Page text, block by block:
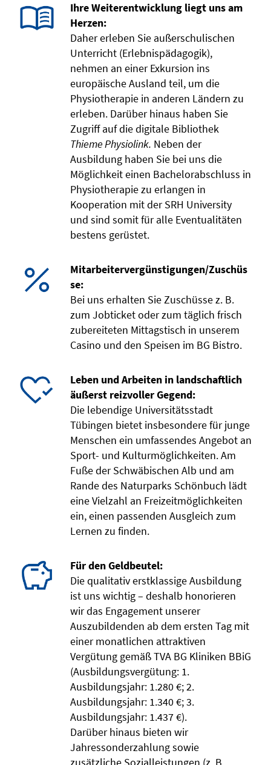
Ihre Weiterentwicklung liegt uns am
Herzen:
Daher erleben Sie außerschulischen
Unterricht (Erlebnispädagogik),
nehmen an einer Exkursion ins
europäische Ausland teil, um die
Physiotherapie in anderen Ländern zu
erleben. Darüber hinaus haben Sie
Zugriff auf die digitale Bibliothek
Thieme Physiolink. Neben der
Ausbildung haben Sie bei uns die
Möglichkeit einen Bachelorabschluss in
Physiotherapie zu erlangen in
Kooperation mit der SRH University
und sind somit für alle Eventualitäten
bestens gerüstet.
Mitarbeitervergünstigungen/Zuschüs
se:
Bei uns erhalten Sie Zuschüsse z. B.
zum Jobticket oder zum täglich frisch
zubereiteten Mittagstisch in unserem
Casino und den Speisen im BG Bistro.
Leben und Arbeiten in landschaftlich
äußerst reizvoller Gegend:
Die lebendige Universitätsstadt
Tübingen bietet insbesondere für junge
Menschen ein umfassendes Angebot an
Sport- und Kulturmöglichkeiten. Am
Fuße der Schwäbischen Alb und am
Rande des Naturparks Schönbuch lädt
eine Vielzahl an Freizeitmöglichkeiten
ein, einen passenden Ausgleich zum
Lernen zu finden.
Für den Geldbeutel:
Die qualitativ erstklassige Ausbildung
ist uns wichtig – deshalb honorieren
wir das Engagement unserer
Auszubildenden ab dem ersten Tag mit
einer monatlichen attraktiven
Vergütung gemäß TVA BG Kliniken BBiG
(Ausbildungsvergütung: 1.
Ausbildungsjahr: 1.280 €; 2.
Ausbildungsjahr: 1.340 €; 3.
Ausbildungsjahr: 1.437 €).
Darüber hinaus bieten wir
Jahressonderzahlung sowie